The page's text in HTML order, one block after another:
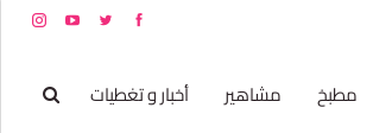
مطبخ مشاهير أخبار و تغطيات